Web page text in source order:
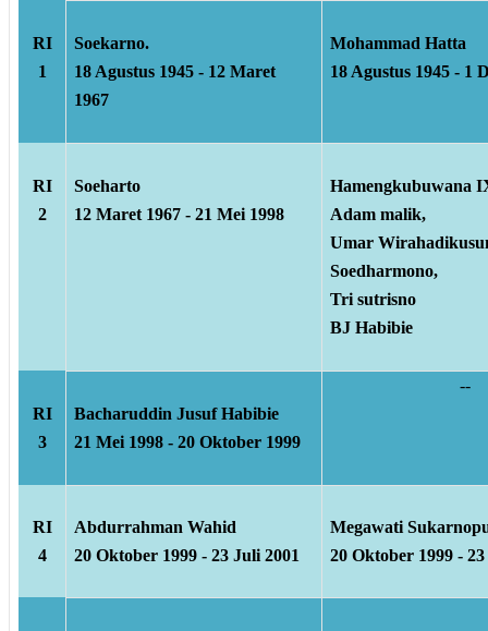
RI
1
Soekarno.
18 Agustus 1945 - 12 Maret
1967
Mohammad Hatta
18 Agustus 1945 - 1
RI
2
Soeharto
12 Maret 1967 - 21 Mei 1998
Hamengkubuwana
Adam malik,
Umar
Soedharmono,
Tri sutrisno
BJ Habibie
RI
3
Bacharuddin Jusuf Habibie
21 Mei 1998 - 20 Oktober 1999
--
RI
4
Abdurrahman Wahid
20 Oktober 1999 - 23 Juli 2001
Megawati
20 Oktober 1999 -